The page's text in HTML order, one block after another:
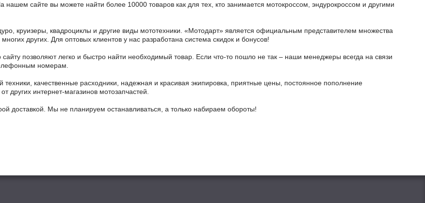
нашем сайте вы можете найти более 10000 товаров как для тех, кто занимается мотокроссом, эндурокроссом и другими
круизеры, квадроциклы и другие виды мототехники. «Мотодарт» является официальным представителем множества
других. Для оптовых клиентов у нас разработана система скидок и бонусов!
позволяют легко и быстро найти необходимый товар. Если что-то пошло не так – наши менеджеры всегда на связи
номерам.
качественные расходники, надежная и красивая экипировка, приятные цены, постоянное пополнение
других интернет-магазинов мотозапчастей.
доставкой. Мы не планируем останавливаться, а только набираем обороты!